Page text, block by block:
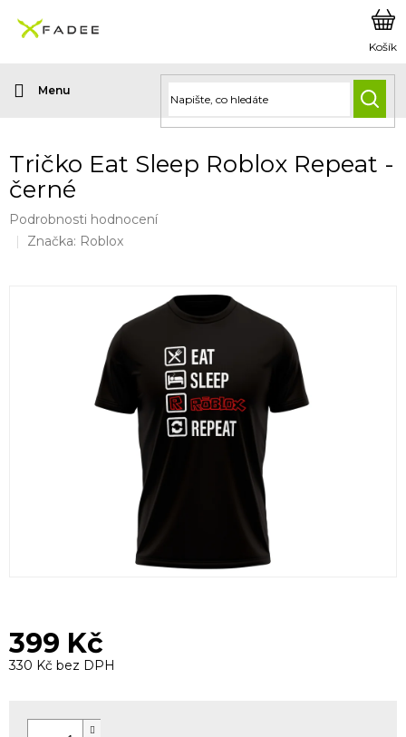
obsah
Tričko Eat Sleep Roblox Repeat -
černé
Průměrné
hodnocení
Podrobnosti hodnocení
Značka: Roblox
399 Kč
330 Kč bez DPH